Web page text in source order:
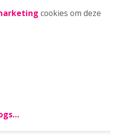
cookies om deze